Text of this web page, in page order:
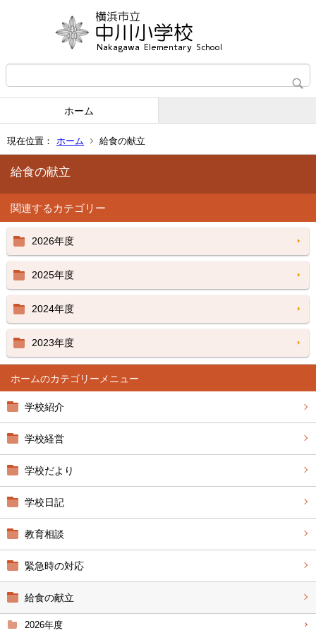
ホーム
現在位置： ホーム 給食の献立
ホーム
学校紹介
学校経営
学校だより
学校日記
教育相談
緊急時の対応
給食の献立
2026年度
給食の献立
関連するカテゴリー
2026年度
2025年度
2024年度
2023年度